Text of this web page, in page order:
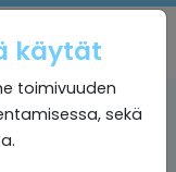
käytät
toimivuuden
sekä